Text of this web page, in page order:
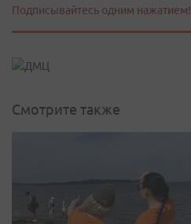
Подписывайтесь одним нажатием!
Смотрите также